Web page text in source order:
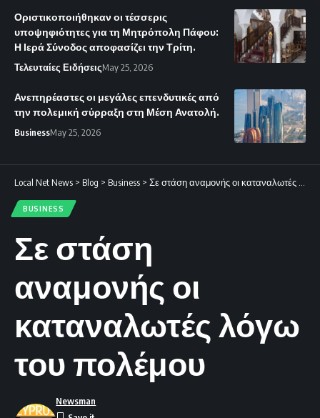
Οριστικοποιήθηκαν οι τέσσερις
υποψηφιότητες για τη Μητρόπολη Πάφου:
Η Ιερά Σύνοδος αποφασίζει την Τρίτη.
Τελευταίες ΕιδήσειςMay 25, 2026
Ανεπηρέαστες οι μεγάλες επενδυτικές από
την πολεμική σύρραξη στη Μέση Ανατολή.
BusinessMay 25, 2026
Local Net News > Blog > Business > Σε στάση αναμονής οι καταναλωτές λόγω του πολέμου
BUSINESS
Σε στάση
αναμονής οι
καταναλωτές λόγω
του πολέμου
Newsman